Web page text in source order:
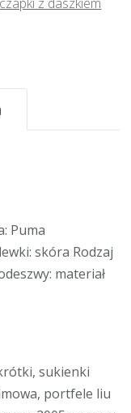
Puma
skóra Rodzaj
materiał
sukienki
portfele liu